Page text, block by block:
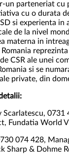
un parteneriat
cu o durata
si experienta in
de la nivel
materna in
CSR ale unei
si se
private, din
:
Scarlatescu, 0731
Fundatia World
074 428,
Sharp & Dohme